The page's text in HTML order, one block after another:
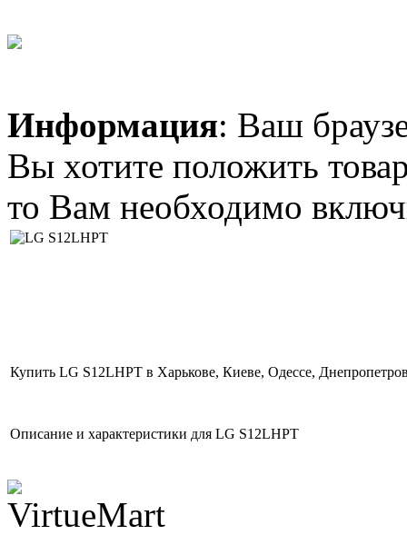
19V, 4.74A, 90W
(5.5*1.7) трубка
322.00 грн.
LG S07LHQ
AQ09UGF
SATURN ST-09HR
Bio
Информация: Ваш
Вы хотите положить
то Вам необходимо
Купить LG S12LHPT в Харькове, Киеве, Одессе,
Описание и характеристики для LG S12LHPT